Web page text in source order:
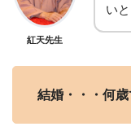
紅天先生
い
結婚・・・何